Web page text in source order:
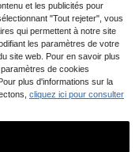
et les publicités pour
"Tout rejeter", vous
qui permettent à notre site
les paramètres de votre
site web. Pour en savoir plus
de cookies
plus d'informations sur la
cliquez ici pour consulter